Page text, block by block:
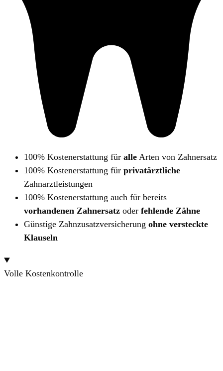
100% Kostenerstattung für alle Arten von Zahnersatz
100% Kostenerstattung für privatärztliche
Zahnarztleistungen
100% Kostenerstattung auch für bereits
vorhandenen Zahnersatz oder fehlende Zähne
Günstige Zahnzusatzversicherung ohne versteckte
Klauseln
Volle Kostenkontrolle